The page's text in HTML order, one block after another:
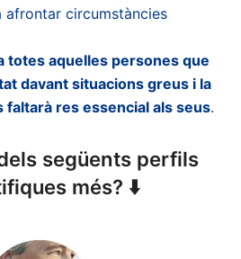
circumstàncies
totes aquelles persones que
davant situacions greus i la
faltarà res essencial als seus.
següents perfils
més? ⬇️